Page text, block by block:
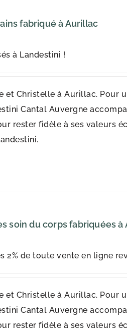
fabriqué à Aurillac
à Landestini !
et Christelle à Aurillac. Pour
Cantal Auvergne
rester fidèle à ses valeurs
soin du corps fabriquées à
2% de toute vente en ligne
et Christelle à Aurillac. Pour
Cantal Auvergne
rester fidèle à ses valeurs